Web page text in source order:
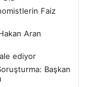
Faiz
Aran
ediyor
Başkan